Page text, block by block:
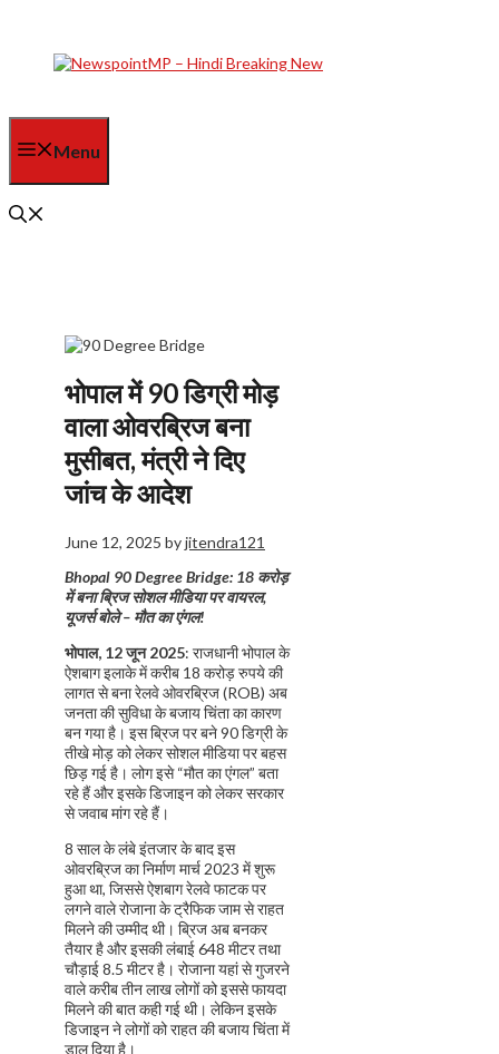
content
Menu
भोपाल में 90 डिग्री मोड़
वाला ओवरब्रिज बना
मुसीबत, मंत्री ने दिए
जांच के आदेश
June 12, 2025 byjitendra121
Bhopal 90 Degree Bridge: 18 करोड़
में बना ब्रिज सोशल मीडिया पर वायरल,
यूजर्स बोले – मौत का एंगल!
भोपाल, 12 जून 2025: राजधानी भोपाल के
ऐशबाग इलाके में करीब 18 करोड़ रुपये की
लागत से बना रेलवे ओवरब्रिज (ROB) अब
जनता की सुविधा के बजाय चिंता का कारण
बन गया है। इस ब्रिज पर बने 90 डिग्री के
तीखे मोड़ को लेकर सोशल मीडिया पर बहस
छिड़ गई है। लोग इसे “मौत का एंगल” बता
रहे हैं और इसके डिजाइन को लेकर सरकार
से जवाब मांग रहे हैं।
8 साल के लंबे इंतजार के बाद इस
ओवरब्रिज का निर्माण मार्च 2023 में शुरू
हुआ था, जिससे ऐशबाग रेलवे फाटक पर
लगने वाले रोजाना के ट्रैफिक जाम से राहत
मिलने की उम्मीद थी। ब्रिज अब बनकर
तैयार है और इसकी लंबाई 648 मीटर तथा
चौड़ाई 8.5 मीटर है। रोजाना यहां से गुजरने
वाले करीब तीन लाख लोगों को इससे फायदा
मिलने की बात कही गई थी। लेकिन इसके
डिजाइन ने लोगों को राहत की बजाय चिंता में
डाल दिया है।